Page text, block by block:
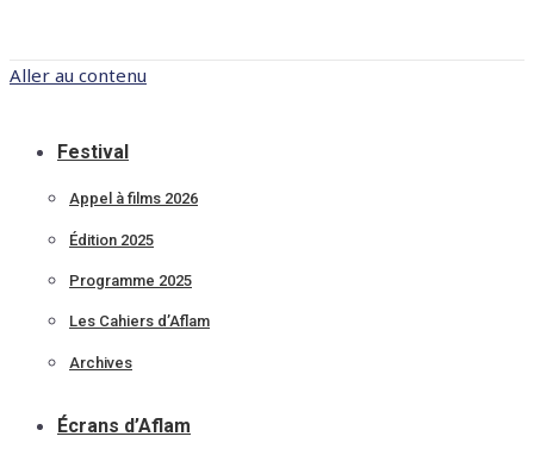
Aller au contenu
Festival
Appel à films 2026
Édition 2025
Programme 2025
Les Cahiers d’Aflam
Archives
Écrans d’Aflam